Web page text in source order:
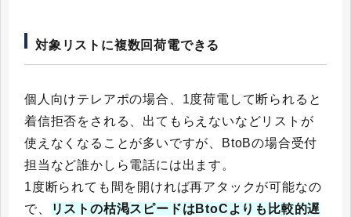
対象リストに複数回荷電できる
個人向けテレアポの場合、1度荷電して断られると
着信拒否をされる、出てもらえないなどリストが
使えなくなることが多いですが、BtoBの場合受付
担当など誰かしら電話には出ます。
1度断られても間を開ければ再アタックが可能なの
で、
リストの枯渇スピードはBtoCよりも比較的遅